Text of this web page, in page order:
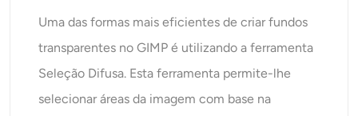
Uma das formas mais eficientes de criar fundos
transparentes no GIMP é utilizando a ferramenta
Seleção Difusa. Esta ferramenta permite-lhe
selecionar áreas da imagem com base na